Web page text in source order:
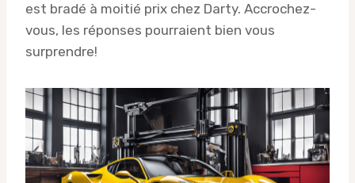
est bradé à moitié prix chez Darty. Accrochez-
vous, les réponses pourraient bien vous
surprendre!